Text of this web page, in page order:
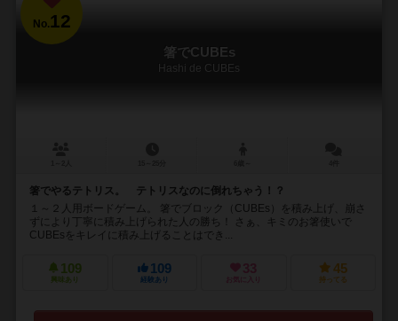
No.12
箸でCUBEs
Hashi de CUBEs
箸でやるテトリス。 テトリスなのに倒れちゃう！？
１～２人用ボードゲーム。 箸でブロック（CUBEs）を積み上げ、崩さ
ずにより丁寧に積み上げられた人の勝ち！ さぁ、キミのお箸使いで
CUBEsをキレイに積み上げることはでき...
109
興味あり
109
経験あり
33
お気に入り
45
持ってる